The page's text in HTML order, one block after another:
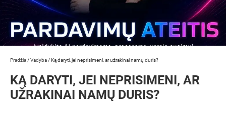
Pradžia /Vadyba /Ką daryti, jei neprisimeni, ar užrakinai namų duris?
KĄ DARYTI, JEI NEPRISIMENI, AR
UŽRAKINAI NAMŲ DURIS?